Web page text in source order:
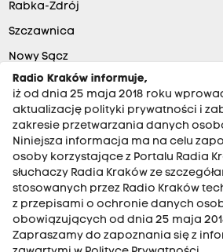
Rabka-Zdrój
Szczawnica
Nowy Sącz
RADIO KRAKÓW SA. Aleja Juliusza
Kraków
Radio Kraków informuje,
iż od dnia 25 maja 2018 roku
aktualizację polityki prywatności i
zakresie przetwarzania danych
Niniejsza informacja ma na celu
osoby korzystające z Portalu Radia
słuchaczy Radia Kraków ze
stosowanych przez Radio Kraków
z przepisami o ochronie danych
obowiązujących od dnia 25 maja
Zapraszamy do zapoznania się z